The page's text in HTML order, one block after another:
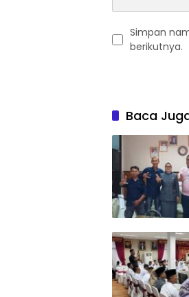
Simpan
berikutnya.
Baca